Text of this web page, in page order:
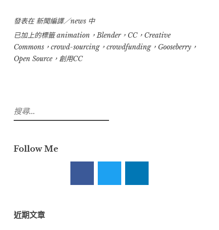
影
也
要
開
Project
進
發表在新聞編譯／news 中
已加上的標籤animation ， Blender， CC， Creative
Commons ， crowd-sourcing， crowdfunding， Gooseberry ，
Open Source， 創用CC
搜
尋
鍵
Follow Me
近期文章